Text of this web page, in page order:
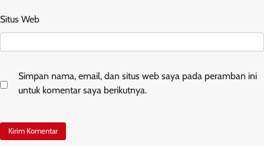
Situs Web
Simpan nama, email, dan situs web saya pada peramban ini
untuk komentar saya berikutnya.